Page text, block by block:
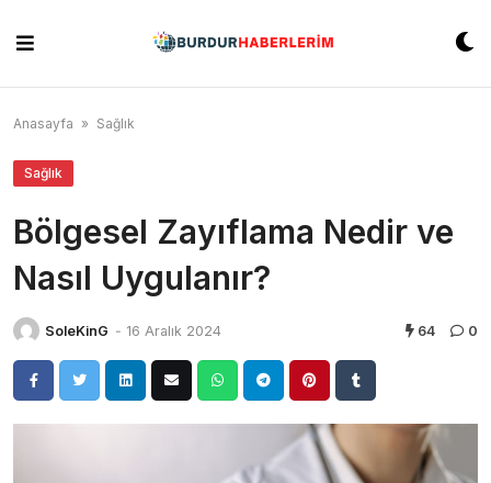
content
Anasayfa » Sağlık
Sağlık
Bölgesel Zayıflama Nedir ve
Nasıl Uygulanır?
SoleKinG - 16 Aralık 2024 64 0